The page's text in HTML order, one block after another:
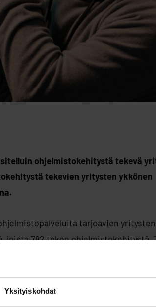
Yksityiskohdat
ohjelmistokehitystä tekevä
tekevien yritysten ykkönen
tarjoavien yritysten
joista 782 tekee ohjelmistokehitystä.